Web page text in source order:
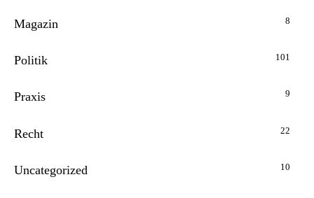
Magazin 8
Politik 101
Praxis 9
Recht 22
Uncategorized 10